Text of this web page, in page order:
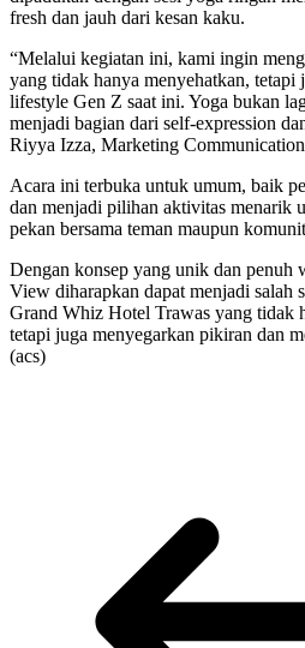
fresh dan jauh dari kesan kaku.
“Melalui kegiatan ini, kami ingin
yang tidak hanya menyehatkan, tetapi
lifestyle Gen Z saat ini. Yoga bukan
menjadi bagian dari self-expression
Riyya Izza, Marketing
Acara ini terbuka untuk umum, baik
dan menjadi pilihan aktivitas menarik
pekan bersama teman maupun
Dengan konsep yang unik dan penuh
View diharapkan dapat menjadi salah
Grand Whiz Hotel Trawas yang tidak
tetapi juga menyegarkan pikiran dan
(acs)